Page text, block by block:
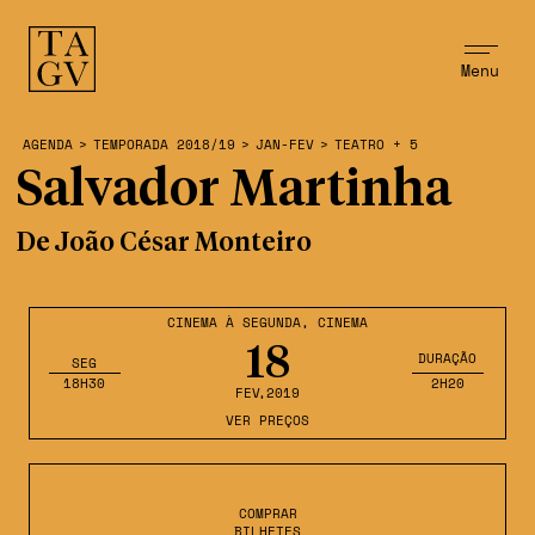
Menu
CINEMA À SEGUNDA, CINEMA
18
FEV,2019
SEG
18H30
DURAÇÃO
2H20
VER PREÇOS
COMPRAR
AGENDA > TEMPORADA 2018/19 > JAN-FEV > TEATRO + 5
Salvador Martinha
De João César Monteiro